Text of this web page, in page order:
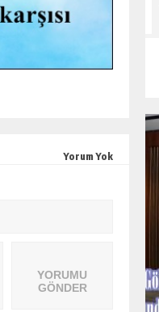
Yorum Yok
YORUMU
GÖNDER